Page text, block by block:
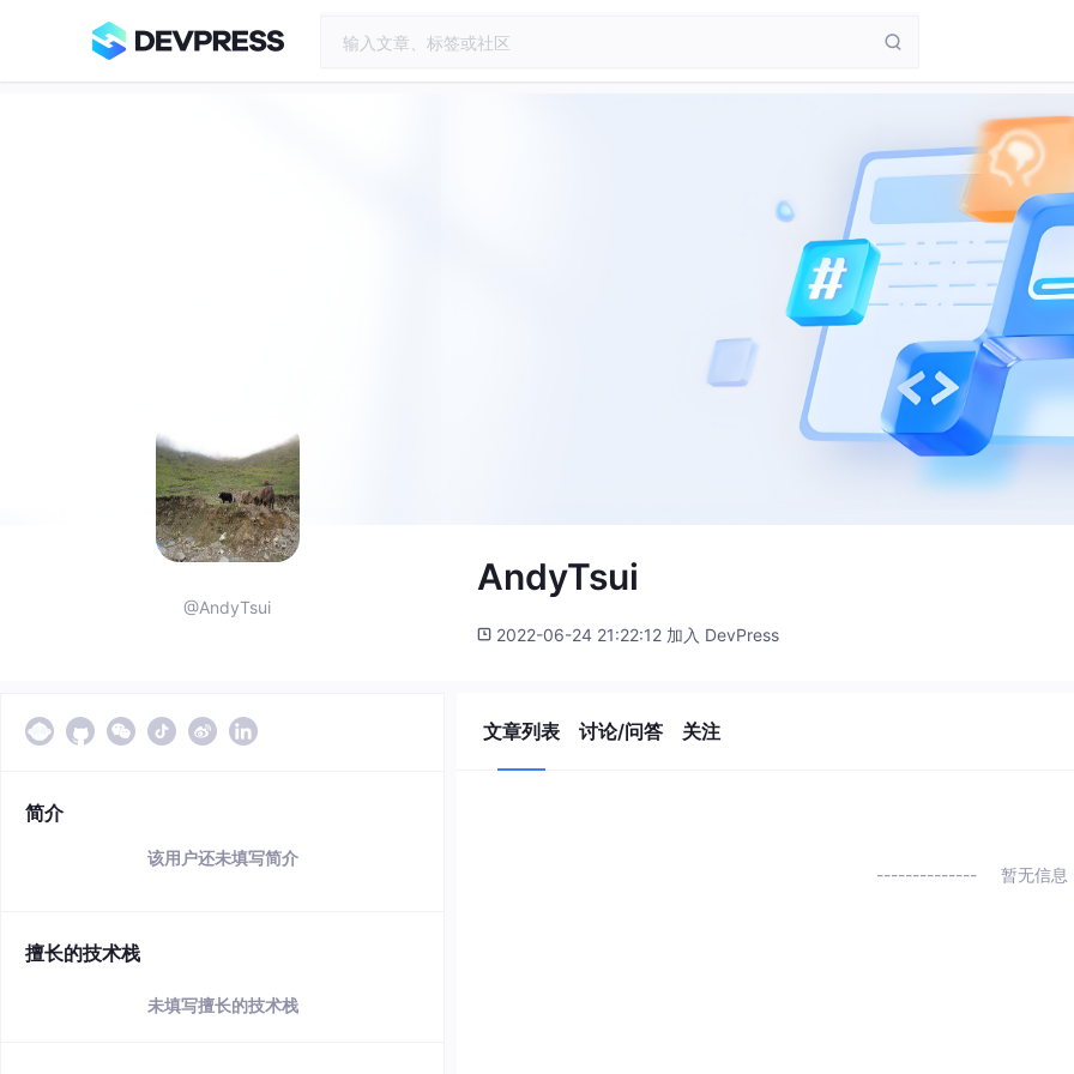
@AndyTsui
AndyTsui
2022-06-24 21:22:12 加入 DevPress
简介
该用户还未填写简介
擅长的技术栈
未填写擅长的技术栈
文章列表 讨论/问答 关注
暂无信息